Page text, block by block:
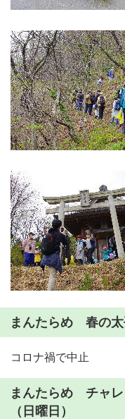
まんたらめ 春の太
コロナ禍で中止
まんたらめ チャ
（日曜日）